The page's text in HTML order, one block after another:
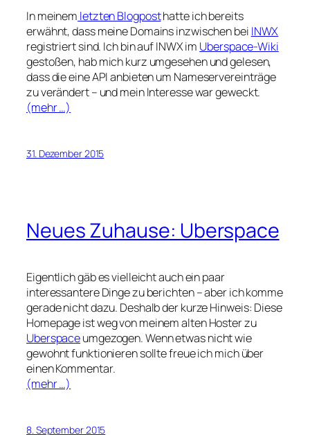
In meinem letzten Blogposthatte ich bereits
erwähnt, dass meine Domains inzwischen bei INWX
registriert sind. Ich bin auf INWX im Uberspace-Wiki
gestoßen, hab mich kurz umgesehen und gelesen,
dass die eine API anbieten um Nameservereinträge
zu verändert – und mein Interesse war geweckt.
(mehr …)
31. Dezember 2015
Neues Zuhause: Uberspace
Eigentlich gäb es vielleicht auch ein paar
interessantere Dinge zu berichten – aber ich komme
gerade nicht dazu. Deshalb der kurze Hinweis: Diese
Homepage ist weg von meinem alten Hoster zu
Uberspaceumgezogen. Wenn etwas nicht wie
gewohnt funktionieren sollte freue ich mich über
einen Kommentar.
(mehr …)
8. September 2015